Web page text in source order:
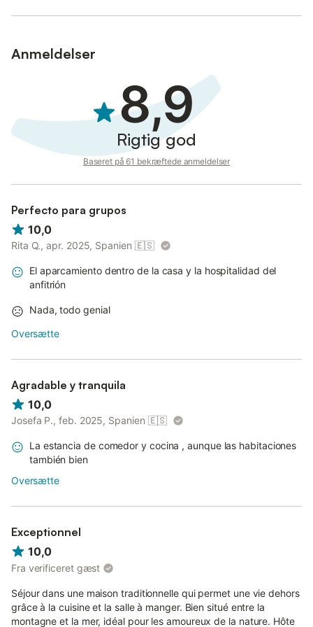
Anmeldelser
8,9
Rigtig god
Baseret på 61 bekræftede anmeldelser
Perfecto para grupos
10,0
Rita Q., apr. 2025, Spanien 🇪🇸
El aparcamiento dentro de la casa y la hospitalidad del
anfitrión
Nada, todo genial
Oversætte
Agradable y tranquila
10,0
Josefa P., feb. 2025, Spanien 🇪🇸
La estancia de comedor y cocina , aunque las habitaciones
también bien
Oversætte
Exceptionnel
10,0
Fra verificeret gæst
Séjour dans une maison traditionnelle qui permet une vie dehors
grâce à la cuisine et la salle à manger. Bien situé entre la
montagne et la mer, idéal pour les amoureux de la nature. Hôte